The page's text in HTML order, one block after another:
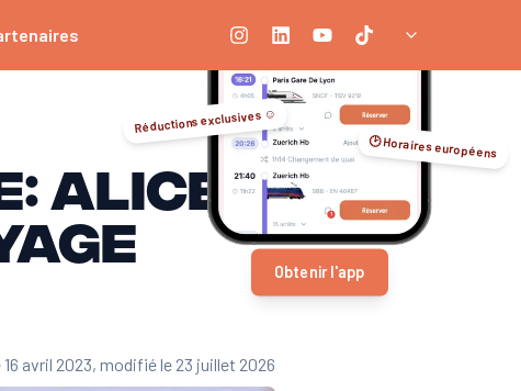
Réductions exclusives ☺️
🕑 Horaires européens
Obtenir l'app
Alice
avril 2023, modifié le 23 juillet 2026